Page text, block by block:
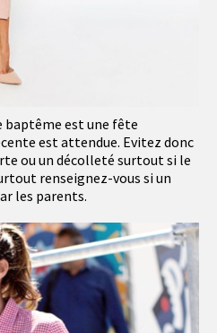
baptême est une fête
est attendue. Evitez donc
ou un décolleté surtout si le
renseignez-vous si un
les parents.